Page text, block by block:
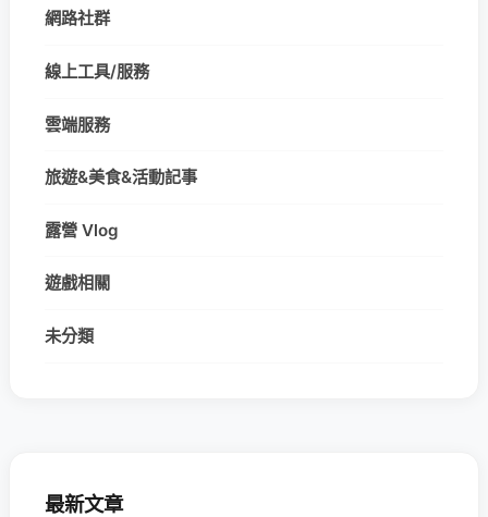
網路社群
線上工具/服務
雲端服務
旅遊&美食&活動記事
露營 Vlog
遊戲相關
未分類
最新文章